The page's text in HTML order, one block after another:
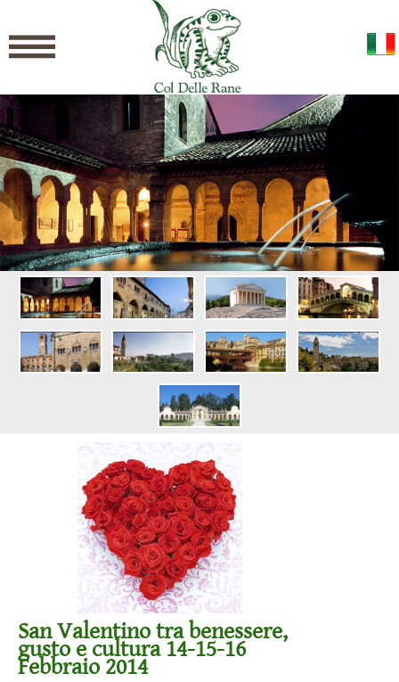
San Valentino tra benessere,
gusto e cultura 14-15-16
Febbraio 2014